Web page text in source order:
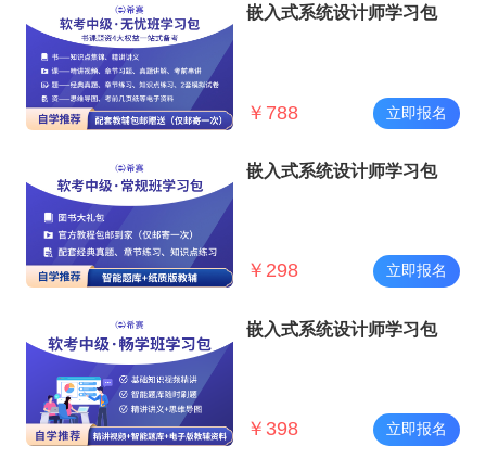
嵌入式系统设计师学习包
￥ 788 立即报名
嵌入式系统设计师学习包
￥ 298 立即报名
嵌入式系统设计师学习包
￥ 398 立即报名